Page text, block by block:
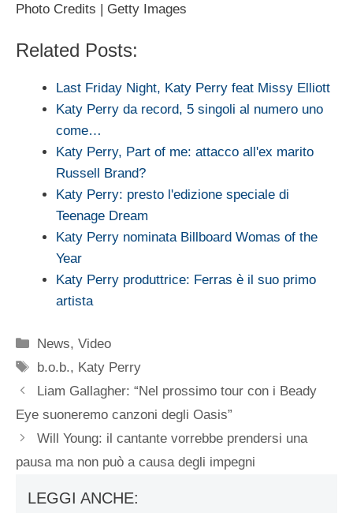
Photo Credits | Getty Images
Related Posts:
Last Friday Night, Katy Perry feat Missy Elliott
Katy Perry da record, 5 singoli al numero uno
come…
Katy Perry, Part of me: attacco all'ex marito
Russell Brand?
Katy Perry: presto l'edizione speciale di
Teenage Dream
Katy Perry nominata Billboard Womas of the
Year
Katy Perry produttrice: Ferras è il suo primo
artista
Categorie
News,Video
Tag
b.o.b., Katy Perry
Liam Gallagher: “Nel prossimo tour con i Beady
Eye suoneremo canzoni degli Oasis”
Will Young: il cantante vorrebbe prendersi una
pausa ma non può a causa degli impegni
LEGGI ANCHE: